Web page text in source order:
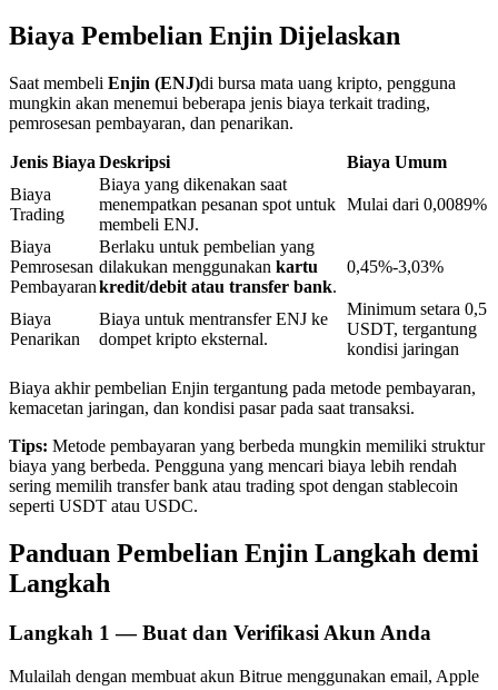
Investasi eksklusif untuk pemegang BTR
Pinjaman
Investasi Otomatis
Raih keuntungan jangka panjang dan kepentingan fleksibel
Biaya Pembelian Enjin Dijelaskan
Saat membeli Enjin (ENJ)di bursa mata uang kripto, pengguna
mungkin akan menemui beberapa jenis biaya terkait trading,
pemrosesan pembayaran, dan penarikan.
Jenis Biaya Deskripsi
Biaya Umum
Biaya
Trading
Biaya yang dikenakan saat
menempatkan pesanan spot untuk
membeli ENJ.
Mulai dari 0,0089%
Biaya
Pemrosesan
Pembayaran
Berlaku untuk pembelian yang
dilakukan menggunakan kartu
kredit/debit atau transfer bank.
0,45%-3,03%
Biaya
Penarikan
Biaya untuk mentransfer ENJ ke
dompet kripto eksternal.
Minimum setara 0,5
USDT, tergantung
kondisi jaringan
Biaya akhir pembelian Enjin tergantung pada metode pembayaran,
kemacetan jaringan, dan kondisi pasar pada saat transaksi.
Tips: Metode pembayaran yang berbeda mungkin memiliki struktur
biaya yang berbeda. Pengguna yang mencari biaya lebih rendah
sering memilih transfer bank atau trading spot dengan stablecoin
seperti USDT atau USDC.
Panduan Pembelian Enjin Langkah demi
Langkah
Langkah 1 —Buat dan Verifikasi Akun Anda
Mulailah dengan membuat akun Bitrue menggunakan email, Apple